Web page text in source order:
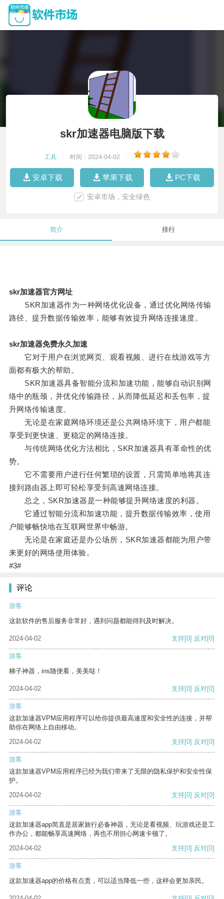
skr加速器电脑版下载
工具 时间：2024-04-02
安卓下载 苹果下载 PC下载
安卓市场，安全绿色
简介 排行
skr加速器官方网址
SKR加速器作为一种网络优化设备，通过优化网络传输
路径、提升数据传输效率，能够有效提升网络连接速度。
skr加速器免费永久加速
它对于用户在浏览网页、观看视频、进行在线游戏等方
面都有极大的帮助。
SKR加速器具备智能分流和加速功能，能够自动识别网
络中的瓶颈，并优化传输路径，从而降低延迟和丢包率，提
升网络传输速度。
无论是在家庭网络环境还是公共网络环境下，用户都能
享受到更快速、更稳定的网络连接。
与传统网络优化方法相比，SKR加速器具有革命性的优
势。
它不需要用户进行任何繁琐的设置，只需简单地将其连
接到路由器上即可轻松享受到高速网络连接。
总之，SKR加速器是一种能够提升网络速度的利器。
它通过智能分流和加速功能，提升数据传输效率，使用
户能够畅快地在互联网世界中畅游。
无论是在家庭还是办公场所，SKR加速器都能为用户带
来更好的网络使用体验。
#3#
评论
游客
这款软件的售后服务非常好，遇到问题都能得到及时解决。
2024-04-02 支持[0] 反对[0]
游客
梯子神器，ins随便看，美美哒！
2024-04-02 支持[0] 反对[0]
游客
这款加速器VPM应用程序可以给你提供最高速度和安全性的连接，并帮
助你在网络上自由移动。
2024-04-02
支持[0] 反对[0]
游客
这款加速器VPM应用程序已经为我们带来了无限的隐私保护和安全性保
护。
2024-04-02
支持[0] 反对[0]
游客
这款加速器app简直是居家旅行必备神器，无论是看视频、玩游戏还是工
作办公，都能畅享高速网络，再也不用担心网速卡顿了。
2024-04-02
支持[0] 反对[0]
游客
这款加速器app的价格有点贵，可以适当降低一些，这样会更加亲民。